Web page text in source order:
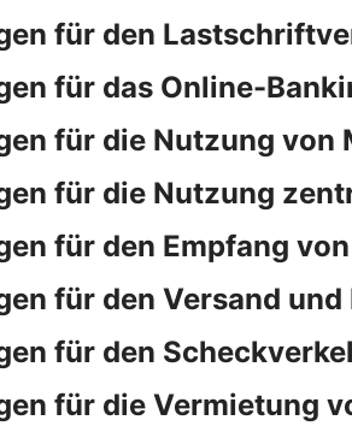
für den
für das Online-
für die Nutzung
für die Nutzung
für den Empfang
für den Versand
für den
für die Vermietung